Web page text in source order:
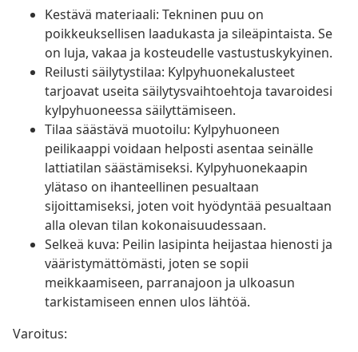
Kestävä materiaali: Tekninen puu on
poikkeuksellisen laadukasta ja sileäpintaista. Se
on luja, vakaa ja kosteudelle vastustuskykyinen.
Reilusti säilytystilaa: Kylpyhuonekalusteet
tarjoavat useita säilytysvaihtoehtoja tavaroidesi
kylpyhuoneessa säilyttämiseen.
Tilaa säästävä muotoilu: Kylpyhuoneen
peilikaappi voidaan helposti asentaa seinälle
lattiatilan säästämiseksi. Kylpyhuonekaapin
ylätaso on ihanteellinen pesualtaan
sijoittamiseksi, joten voit hyödyntää pesualtaan
alla olevan tilan kokonaisuudessaan.
Selkeä kuva: Peilin lasipinta heijastaa hienosti ja
vääristymättömästi, joten se sopii
meikkaamiseen, parranajoon ja ulkoasun
tarkistamiseen ennen ulos lähtöä.
Varoitus: